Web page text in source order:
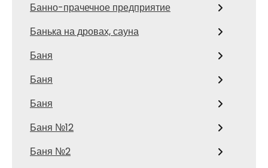
Банно-прачечное предприятие
Банька на дровах, сауна
Баня
Баня
Баня
Баня №12
Баня №2